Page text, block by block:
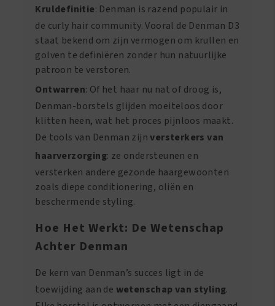
Kruldefinitie: Denman is razend populair in
de curly hair community. Vooral de Denman D3
staat bekend om zijn vermogen om krullen en
golven te definiëren zonder hun natuurlijke
patroon te verstoren.
Ontwarren: Of het haar nu nat of droog is,
Denman-borstels glijden moeiteloos door
klitten heen, wat het proces pijnloos maakt.
De tools van Denman zijnversterkers van
haarverzorging: ze ondersteunen en
versterken andere gezonde haargewoonten
zoals diepe conditionering, oliën en
beschermende styling.
Hoe Het Werkt: De Wetenschap
Achter Denman
De kern van Denman’s succes ligt in de
toewijding aan de wetenschap van styling.